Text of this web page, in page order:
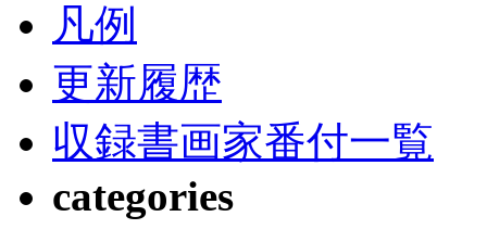
凡例
更新履歴
収録書画家番付一覧
categories